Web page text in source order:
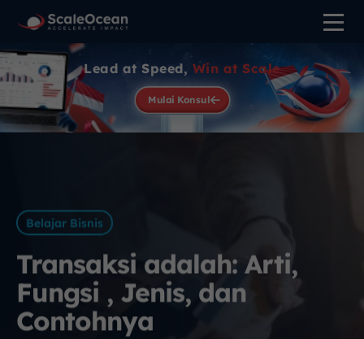
Lead at Speed, Win at Scale
Mulai Konsul
Belajar Bisnis
Transaksi adalah: Arti,
Fungsi , Jenis, dan
Contohnya